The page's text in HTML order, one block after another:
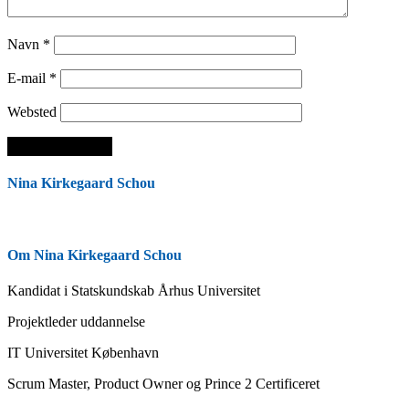
Navn *
E-mail *
Websted
Nina Kirkegaard Schou
Om Nina Kirkegaard Schou
Kandidat i Statskundskab Århus Universitet
Projektleder uddannelse
IT Universitet København
Scrum Master, Product Owner og Prince 2 Certificeret